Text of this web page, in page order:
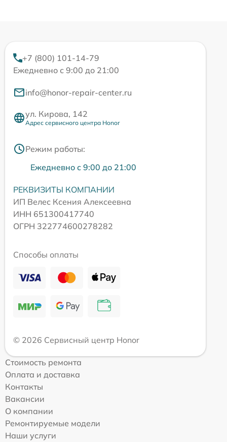
+7 (800) 101-14-79
Ежедневно с 9:00 до 21:00
info@honor-repair-center.ru
ул. Кирова, 142
Адрес сервисного центра Honor
Режим работы:
Ежедневно с 9:00 до 21:00
РЕКВИЗИТЫ КОМПАНИИ
ИП Велес Ксения Алексеевна
ИНН 651300417740
ОГРН 322774600278282
Способы оплаты
© 2026 Сервисный центр Honor
Стоимость ремонта
Оплата и доставка
Контакты
Вакансии
О компании
Ремонтируемые модели
Наши услуги